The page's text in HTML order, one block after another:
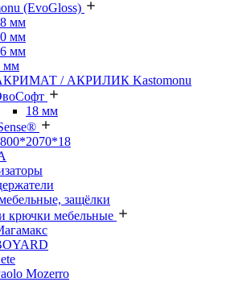
(EvoGloss)
мм
мм
мм
мм
/ АКРИЛИК Kastomonu
18 мм
защёлки
крючки мебельные
Mozerro